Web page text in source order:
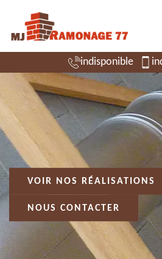
indisponible
VOIR NOS RÉALISATIONS
NOUS CONTACTER